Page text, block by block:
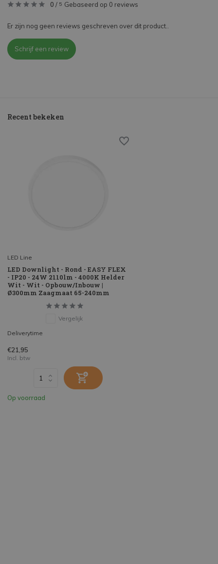
0 / 5 Gebaseerd op 0 reviews
Er zijn nog geen reviews geschreven over dit product..
Schrijf een review
Recent bekeken
LED Line
LED Downlight - Rond - EASY FLEX
- IP20 - 24W 2110lm - 4000K Helder
Wit - Wit - Opbouw/Inbouw |
Ø300mm Zaagmaat 65-240mm
Vergelijk
Deliverytime
€21,95
Incl. btw
Op voorraad